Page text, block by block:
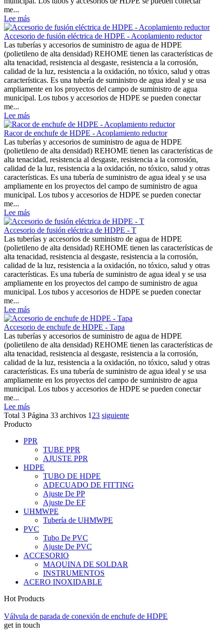
me...
Lee más
Accesorio de fusión eléctrica de HDPE - Acoplamiento reductor
Las tuberías y accesorios de suministro de agua de HDPE
(polietileno de alta densidad) REHOME tienen las características de
alta tenacidad, resistencia al desgaste, resistencia a la corrosión,
calidad de la luz, resistencia a la oxidación, no tóxico, salud y otras
características. Es una tubería de suministro de agua ideal y se usa
ampliamente en los proyectos del campo de suministro de agua
municipal. Los tubos y accesorios de HDPE se pueden conectar
me...
Lee más
Racor de enchufe de HDPE - Acoplamiento reductor
Las tuberías y accesorios de suministro de agua de HDPE
(polietileno de alta densidad) REHOME tienen las características de
alta tenacidad, resistencia al desgaste, resistencia a la corrosión,
calidad de la luz, resistencia a la oxidación, no tóxico, salud y otras
características. Es una tubería de suministro de agua ideal y se usa
ampliamente en los proyectos del campo de suministro de agua
municipal. Los tubos y accesorios de HDPE se pueden conectar
me...
Lee más
Accesorio de fusión eléctrica de HDPE - T
Las tuberías y accesorios de suministro de agua de HDPE
(polietileno de alta densidad) REHOME tienen las características de
alta tenacidad, resistencia al desgaste, resistencia a la corrosión,
calidad de la luz, resistencia a la oxidación, no tóxico, salud y otras
características. Es una tubería de suministro de agua ideal y se usa
ampliamente en los proyectos del campo de suministro de agua
municipal. Los tubos y accesorios de HDPE se pueden conectar
me...
Lee más
Accesorio de enchufe de HDPE - Tapa
Las tuberías y accesorios de suministro de agua de HDPE
(polietileno de alta densidad) REHOME tienen las características de
alta tenacidad, resistencia al desgaste, resistencia a la corrosión,
calidad de la luz, resistencia a la oxidación, no tóxico, salud y otras
características. Es una tubería de suministro de agua ideal y se usa
ampliamente en los proyectos del campo de suministro de agua
municipal. Los tubos y accesorios de HDPE se pueden conectar
me...
Lee más
Total 3 Página 33 archivos 1 23 siguiente
Producto
PPR
TUBE PPR
AJUSTE PPR
HDPE
TUBO DE HDPE
ADECUADO DE FITTING
Ajuste De PP
Ajuste De EF
UHMWPE
Tubería de UHMWPE
PVC
Tubo De PVC
Ajuste De PVC
ACCESORIO
MAQUINA DE SOLDAR
INSTRUMENTOS
ACERO INOXIDABLE
Hot Products
Válvula de parada de conexión de enchufe de HDPE
get in touch